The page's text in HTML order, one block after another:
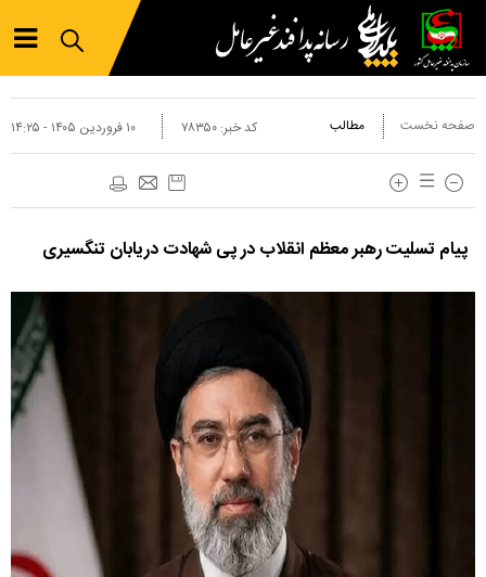
صفحه نخست مطالب ۱۰ فروردين ۱۴۰۵ - ۱۴:۲۵ کد خبر:۷۸۳۵۰
پیام تسلیت رهبر معظم انقلاب در پی شهادت دریابان تنگسیری